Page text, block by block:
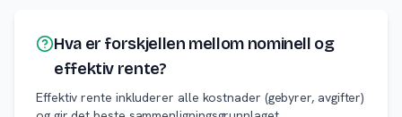
Hva er forskjellen mellom nominell og
effektiv rente?
Effektiv rente inkluderer alle kostnader (gebyrer, avgifter)